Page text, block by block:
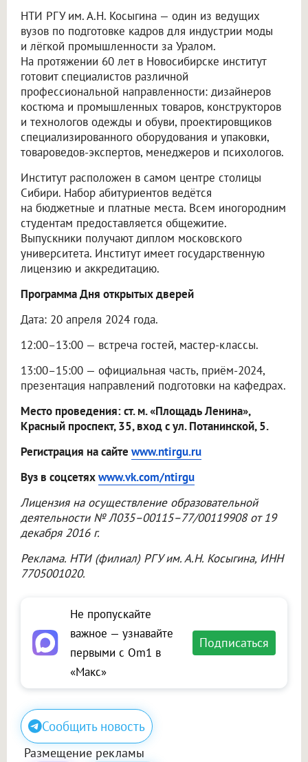
НТИ РГУ им. А.Н. Косыгина — один из ведущих
вузов по подготовке кадров для индустрии моды
и лёгкой промышленности за Уралом.
На протяжении 60 лет в Новосибирске институт
готовит специалистов различной
профессиональной направленности: дизайнеров
костюма и промышленных товаров, конструкторов
и технологов одежды и обуви, проектировщиков
специализированного оборудования и упаковки,
товароведов-экспертов, менеджеров и психологов.
Институт расположен в самом центре столицы
Сибири. Набор абитуриентов ведётся
на бюджетные и платные места. Всем иногородним
студентам предоставляется общежитие.
Выпускники получают диплом московского
университета. Институт имеет государственную
лицензию и аккредитацию.
Программа Дня открытых дверей
Дата: 20 апреля 2024 года.
12:00–13:00 — встреча гостей, мастер-классы.
13:00–15:00 — официальная часть, приём-2024,
презентация направлений подготовки на кафедрах.
Место проведения: ст. м. «Площадь Ленина»,
Красный проспект, 35, вход с ул. Потанинской, 5.
Регистрация на сайте www.ntirgu.ru
Вуз в соцсетяхwww.vk.com/ntirgu
Лицензия на осуществление образовательной
деятельности № Л035–00115–77/00119908 от 19
декабря 2016 г.
Реклама. НТИ (филиал) РГУ им. А.Н. Косыгина, ИНН
7705001020.
Не пропускайте
важное — узнавайте
первыми с Om1 в
«Макс»
Подписаться
Сообщить новость
Размещение рекламы